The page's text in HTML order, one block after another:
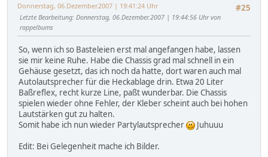
#25
Donnerstag, 06.Dezember.2007 | 19:41:24 Uhr
Letzte Bearbeitung: Donnerstag, 06.Dezember.2007 | 19:44:56 Uhr von
rappelbums
So, wenn ich so Basteleien erst mal angefangen habe, lassen
sie mir keine Ruhe. Habe die Chassis grad mal schnell in ein
Gehäuse gesetzt, das ich noch da hatte, dort waren auch mal
Autolautsprecher für die Heckablage drin. Etwa 20 Liter
Baßreflex, recht kurze Line, paßt wunderbar. Die Chassis
spielen wieder ohne Fehler, der Kleber scheint auch bei hohen
Lautstärken gut zu halten.
Somit habe ich nun wieder Partylautsprecher
Juhuuu
Edit: Bei Gelegenheit mache ich Bilder.